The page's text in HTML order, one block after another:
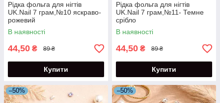
Рідка фольга для нігтів
UK.Nail 7 грам,№10 яскраво-
рожевий
В наявності
44,50 ₴ 89 ₴
Купити
Рідка фольга для нігтів
UK.Nail 7 грам,№11- Темне
срібло
В наявності
44,50 ₴ 89 ₴
Купити
–50% –50%